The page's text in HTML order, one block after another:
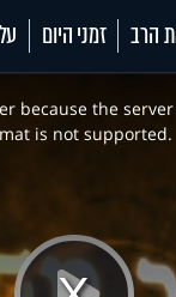
הרב זמני היום
because the
is not supported.